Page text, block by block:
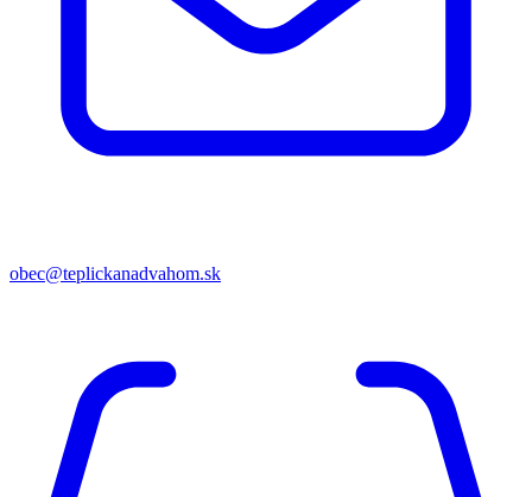
obec@teplickanadvahom.sk